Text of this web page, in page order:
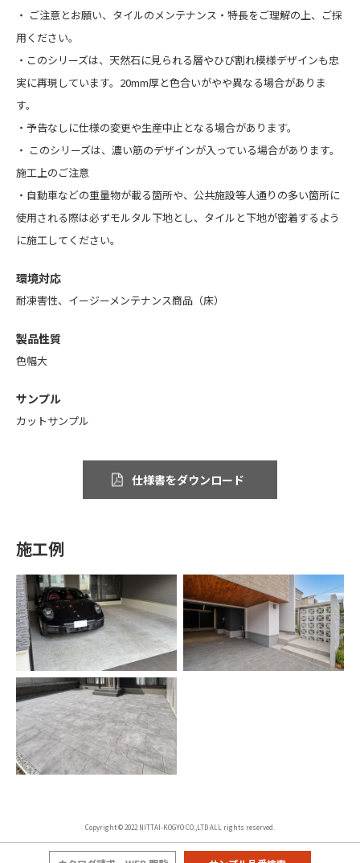
・ ご注意とお願い、 タイルのメンテナンス・特長をご理解の上、ご採
用ください。
・このシリーズは、天然石に見られる層やひび割れ模様デザインも忠
実に再現しています。20mm厚と色合いがやや異なる場合がありま
す。
・予告なしに仕様の変更や生産中止となる場合があります。
・ このシリーズは、濃い筋のデザインが入っている場合があります。
施工上のご注意
・自動車などの重量物が載る箇所や、公共施設等人通りの多い箇所に
使用される際は必ずモルタル下地とし、タイルと下地が密着するよう
に施工してください。
環境対応
耐凍害性、イージーメンテナンス商品（床）
製品性質
色幅大
サンプル
カットサンプル
仕様書をダウンロード
施工例
Copyright © 2022 NITTAI-KOGYO CO.,LTD ALL rights reserved.